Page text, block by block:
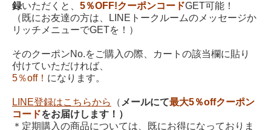
録いただくと、 5％OFF!クーポンコードGET可能！
（既にお友達の方は、LINEトークルームのメッセージか
リッチメニューでGETを！）
そのクーポンNo.をご購入の際、カートの該当欄に貼り
付けていただければ、
5％off！ になります。
LINE登録はこちらから （メールにて最大5％offクーポン
コードをお届けします！）
＊定期購入の商品については、既にお得になっておりま